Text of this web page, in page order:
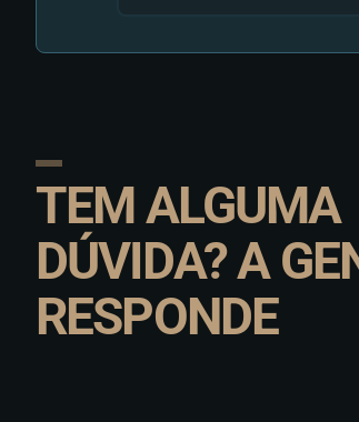
TEM ALGUMA
DÚVIDA? A
RESPONDE